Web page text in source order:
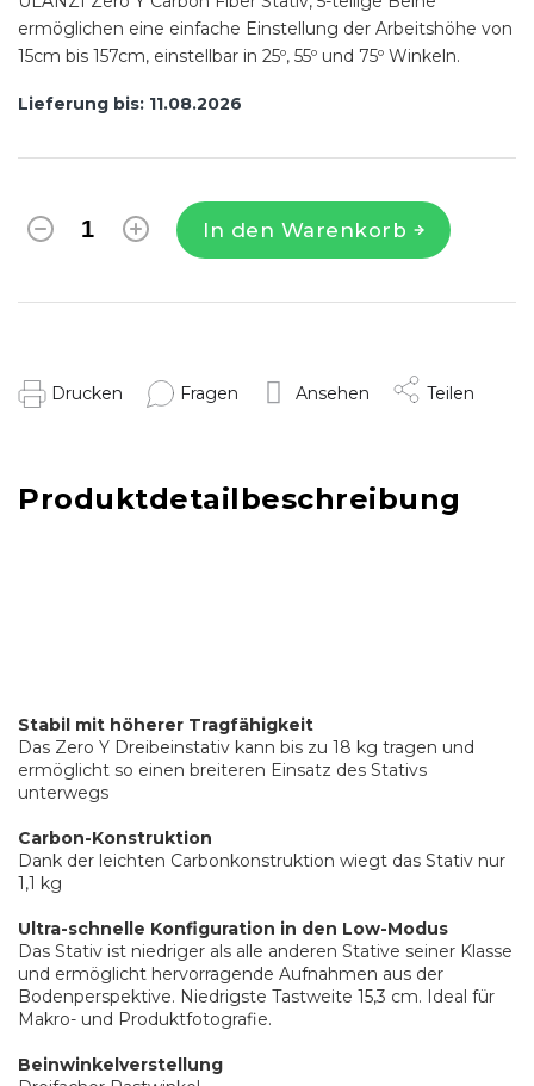
Lieferung bis: 11.08.2026
In den Warenkorb
ermöglichen eine einfache Einstellung der Arbeitshöhe von
15cm bis 157cm, einstellbar in 25º, 55º und 75º Winkeln.
Drucken Fragen Ansehen Teilen
Produktdetailbeschreibung
Stabil mit höherer Tragfähigkeit
Das Zero Y Dreibeinstativ kann bis zu 18 kg tragen und
ermöglicht so einen breiteren Einsatz des Stativs
unterwegs
Carbon-Konstruktion
Dank der leichten Carbonkonstruktion wiegt das Stativ nur
1,1 kg
Ultra-schnelle Konfiguration in den Low-Modus
Das Stativ ist niedriger als alle anderen Stative seiner Klasse
und ermöglicht hervorragende Aufnahmen aus der
Bodenperspektive. Niedrigste Tastweite 15,3 cm. Ideal für
Makro- und Produktfotografie.
Beinwinkelverstellung